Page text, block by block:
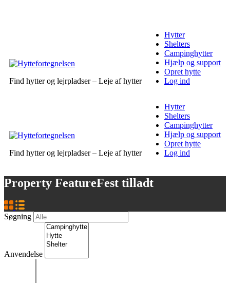
Find hytter og lejrpladser – Leje af hytter
Hytter
Shelters
Campinghytter
Hjælp og support
Opret hytte
Log ind
Find hytter og lejrpladser – Leje af hytter
Hytter
Shelters
Campinghytter
Hjælp og support
Opret hytte
Log ind
Property FeatureFest tilladt
Søgning
Anvendelse